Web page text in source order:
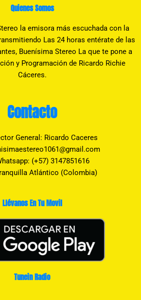
Quienes Somos
la emisora más escuchada con la
Las 24 horas entérate de las
Buenísima Stereo La que te pone a
y Programación de Ricardo Richie
Cáceres.
Contacto
General: Ricardo Caceres
(+57) 3147851616
Atlántico (Colombia)
Llévanos En Tu Movil
Tunein Radio